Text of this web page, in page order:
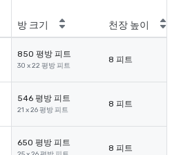
방 크기 천장 높이
850 평방 피트
30 x 22 평방 피트
8 피트
546 평방 피트
21 x 26 평방 피트
8 피트
650 평방 피트
8 피트